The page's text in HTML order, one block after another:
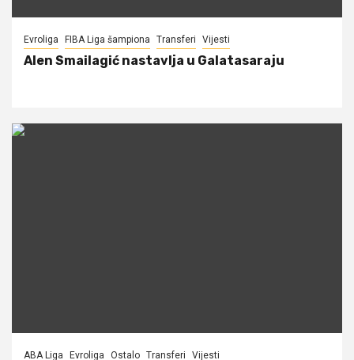
Evroliga FIBA Liga šampiona Transferi Vijesti
Alen Smailagić nastavlja u Galatasaraju
ABA Liga Evroliga Ostalo Transferi Vijesti